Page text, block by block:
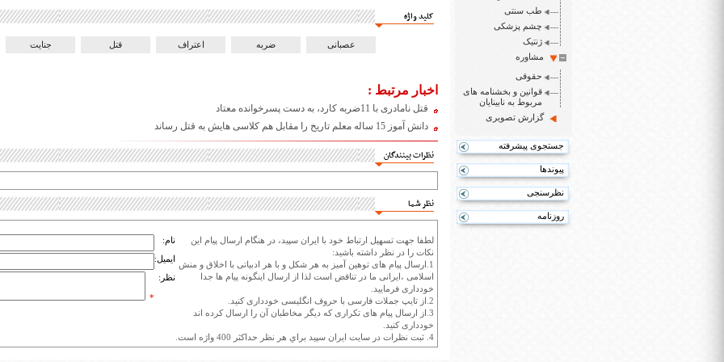
طب سنتی
چشم پزشکی
ژنتیک
مشاوره
حقوقی
قوانین و بخشنامه های
مربوط به نابینایان
گزارش تصویری
جستجوی پیشرفته
پیوندها
نظرسنجی
روزنامه
کلید واژه
عصبانی ضربه اعتراف قتل جنایت
اخبار مرتبط :
قتل نامادری با 11ضربه کارد، به دست پسرخوانده معتاد
دانش آموز 15 ساله معلم تاریخ را مقابل هم کلاسی هایش به قتل رساند
نظرات بینندگان
نظر شما
لطفا جهت تسهیل ارتباط خود با ایران سپید، در هنگام ارسال پیام این
نکات را در نظر داشته باشید:
1.ارسال پیام های توهین آمیز به هر شکل و با هر ادبیاتی با اخلاق و منش
اسلامی ،ایرانی ما در تناقض است لذا از ارسال اینگونه پیام ها جدا
خودداری فرمایید.
2.از تایپ جملات فارسی با حروف انگلیسی خودداری کنید.
3.از ارسال پیام های تکراری که دیگر مخاطبان آن را ارسال کرده اند
خودداری کنید.
4. ثبت نظرات در سايت ايران سپيد براي هر نظر حداکثر 400 واژه است.
نام:
ایمیل:
نظر:
*